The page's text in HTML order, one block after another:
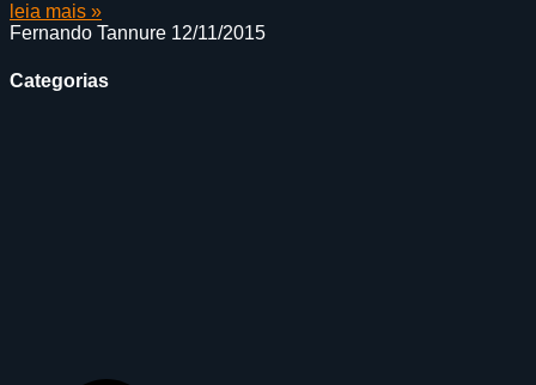
leia mais »
Fernando Tannure 12/11/2015
Categorias